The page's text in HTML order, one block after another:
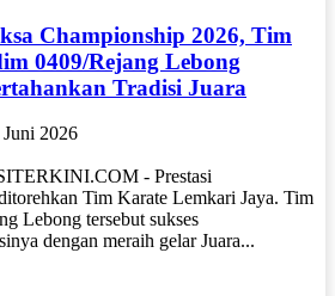
Championship 2026, Tim
0409/Rejang Lebong
Tradisi Juara
Juni 2026
- Prestasi
Tim Karate Lemkari Jaya. Tim
Lebong tersebut sukses
dengan meraih gelar Juara...